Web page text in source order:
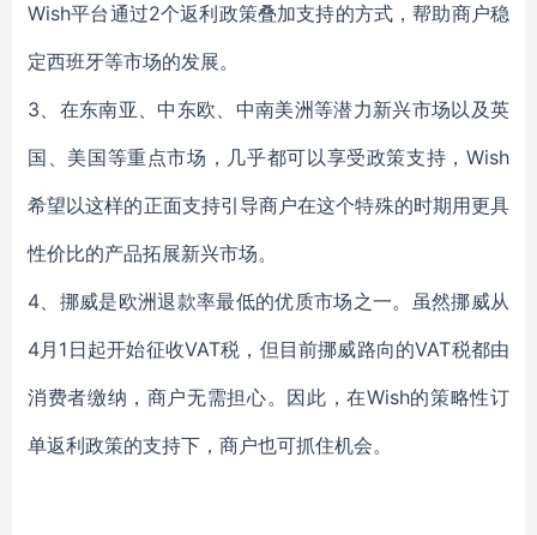
Wish平台通过2个返利政策叠加支持的方式，帮助商户稳
定西班牙等市场的发展。
3、在东南亚、中东欧、中南美洲等潜力新兴市场以及英
国、美国等重点市场，几乎都可以享受政策支持，Wish
希望以这样的正面支持引导商户在这个特殊的时期用更具
性价比的产品拓展新兴市场。
4、挪威是欧洲退款率最低的优质市场之一。虽然挪威从
4月1日起开始征收VAT税，但目前挪威路向的VAT税都由
消费者缴纳，商户无需担心。因此，在Wish的策略性订
单返利政策的支持下，商户也可抓住机会。